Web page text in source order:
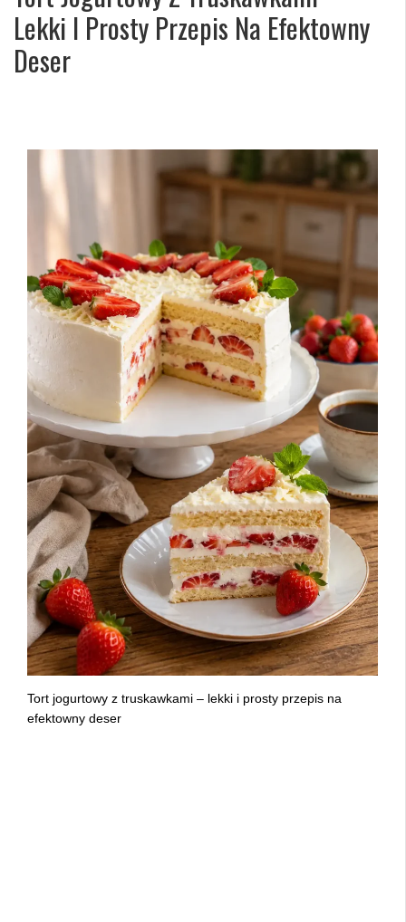
Lekki I Prosty Przepis Na Efektowny
Deser
Tort jogurtowy z truskawkami – lekki i prosty przepis na
efektowny deser